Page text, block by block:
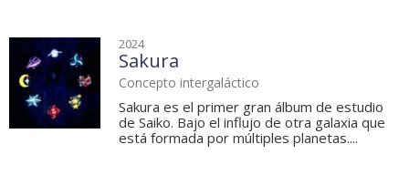
2024
Sakura
Concepto intergaláctico
Sakura es el primer gran álbum de estudio
de Saiko. Bajo el influjo de otra galaxia que
está formada por múltiples planetas....